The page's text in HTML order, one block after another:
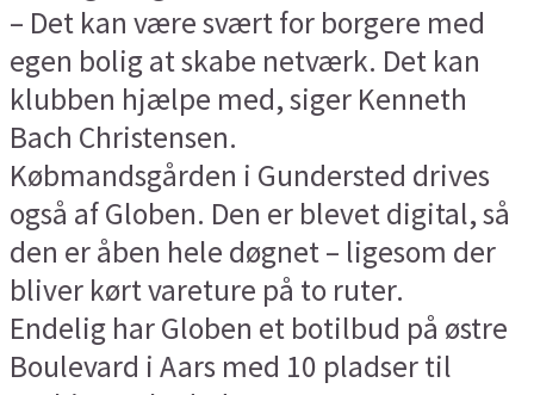
– Det kan være svært for borgere med
egen bolig at skabe netværk. Det kan
klubben hjælpe med, siger Kenneth
Bach Christensen.
Købmandsgården i Gundersted drives
også af Globen. Den er blevet digital, så
den er åben hele døgnet – ligesom der
bliver kørt vareture på to ruter.
Endelig har Globen et botilbud på østre
Boulevard i Aars med 10 pladser til